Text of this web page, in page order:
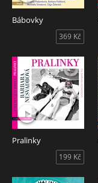
Bábovky
369 Kč
Pralinky
199 Kč